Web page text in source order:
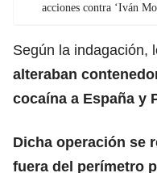
acciones contra ‘Iván
Según la indagación,
alteraban
cocaína a España y
Dicha operación se
fuera del perímetro